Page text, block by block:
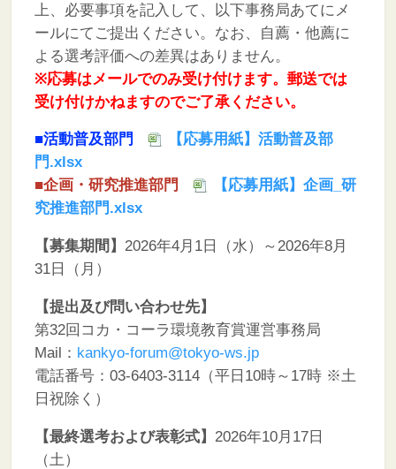
上、必要事項を記入して、以下事務局あてにメ
ールにてご提出ください。なお、自薦・他薦に
よる選考評価への差異はありません。
※応募はメールでのみ受け付けます。郵送では
受け付けかねますのでご了承ください。
■活動普及部門
【応募用紙】活動普及部
門.xlsx
■企画・研究推進部門
【応募用紙】企画_研
究推進部門.xlsx
【募集期間】 2026年4月1日（水）～2026年8月
31日（月）
【提出及び問い合わせ先】
第32回コカ・コーラ環境教育賞運営事務局
Mail： kankyo-forum@tokyo-ws.jp
電話番号：03-6403-3114（平日10時～17時 ※土
日祝除く）
【最終選考および表彰式】 2026年10月17日
（土）